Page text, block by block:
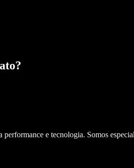
?
e tecnologia. Somos